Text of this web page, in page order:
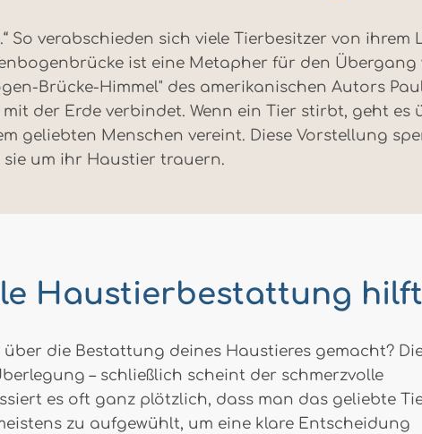
So verabschieden sich viele Tierbesitzer von
ist eine Metapher für den
Brücke-Himmel" des amerikanischen Autors
der Erde verbindet. Wenn ein Tier stirbt, geht
geliebten Menschen vereint. Diese Vorstellung
um ihr Haustier trauern.
Haustierbestattung
die Bestattung deines Haustieres gemacht?
– schließlich scheint der schmerzvolle
es oft ganz plötzlich, dass man das geliebte
zu aufgewühlt, um eine klare Entscheidung